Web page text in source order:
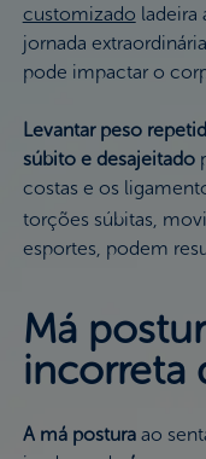
customizado ladeira
jornada
pode impactar o
Levantar peso
súbito e desajeitado
costas e os
torções súbitas,
esportes, podem
Má
incorreta
A má posturaao